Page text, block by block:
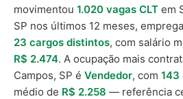
movimentou 1.020 vagas CLT em
SP nos últimos 12 meses,
23 cargos distintos, com salário
R$ 2.474. A ocupação mais
Campos, SP é Vendedor, com 143
médio de R$ 2.258 — referência